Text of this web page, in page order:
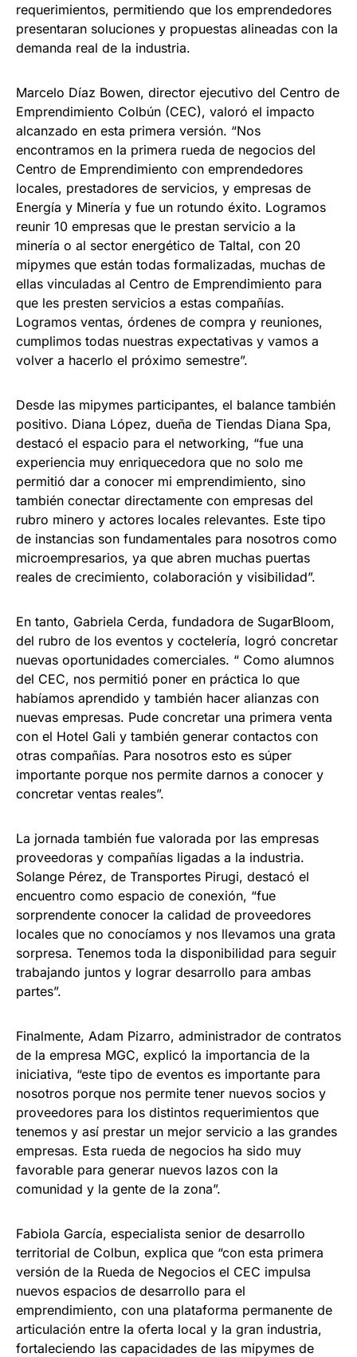
requerimientos, permitiendo que los emprendedores
presentaran soluciones y propuestas alineadas con la
demanda real de la industria.
Marcelo Díaz Bowen, director ejecutivo del Centro de
Emprendimiento Colbún (CEC), valoró el impacto
alcanzado en esta primera versión. “Nos
encontramos en la primera rueda de negocios del
Centro de Emprendimiento con emprendedores
locales, prestadores de servicios, y empresas de
Energía y Minería y fue un rotundo éxito. Logramos
reunir 10 empresas que le prestan servicio a la
minería o al sector energético de Taltal, con 20
mipymes que están todas formalizadas, muchas de
ellas vinculadas al Centro de Emprendimiento para
que les presten servicios a estas compañías.
Logramos ventas, órdenes de compra y reuniones,
cumplimos todas nuestras expectativas y vamos a
volver a hacerlo el próximo semestre”.
Desde las mipymes participantes, el balance también
positivo. Diana López, dueña de Tiendas Diana Spa,
destacó el espacio para el networking, “fue una
experiencia muy enriquecedora que no solo me
permitió dar a conocer mi emprendimiento, sino
también conectar directamente con empresas del
rubro minero y actores locales relevantes. Este tipo
de instancias son fundamentales para nosotros como
microempresarios, ya que abren muchas puertas
reales de crecimiento, colaboración y visibilidad”.
En tanto, Gabriela Cerda, fundadora de SugarBloom,
del rubro de los eventos y coctelería, logró concretar
nuevas oportunidades comerciales. “ Como alumnos
del CEC, nos permitió poner en práctica lo que
habíamos aprendido y también hacer alianzas con
nuevas empresas. Pude concretar una primera venta
con el Hotel Gali y también generar contactos con
otras compañías. Para nosotros esto es súper
importante porque nos permite darnos a conocer y
concretar ventas reales”.
La jornada también fue valorada por las empresas
proveedoras y compañías ligadas a la industria.
Solange Pérez, de Transportes Pirugi, destacó el
encuentro como espacio de conexión, “fue
sorprendente conocer la calidad de proveedores
locales que no conocíamos y nos llevamos una grata
sorpresa. Tenemos toda la disponibilidad para seguir
trabajando juntos y lograr desarrollo para ambas
partes”.
Finalmente, Adam Pizarro, administrador de contratos
de la empresa MGC, explicó la importancia de la
iniciativa, “este tipo de eventos es importante para
nosotros porque nos permite tener nuevos socios y
proveedores para los distintos requerimientos que
tenemos y así prestar un mejor servicio a las grandes
empresas. Esta rueda de negocios ha sido muy
favorable para generar nuevos lazos con la
comunidad y la gente de la zona”.
Fabiola García, especialista senior de desarrollo
territorial de Colbun, explica que “con esta primera
versión de la Rueda de Negocios el CEC impulsa
nuevos espacios de desarrollo para el
emprendimiento, con una plataforma permanente de
articulación entre la oferta local y la gran industria,
fortaleciendo las capacidades de las mipymes de